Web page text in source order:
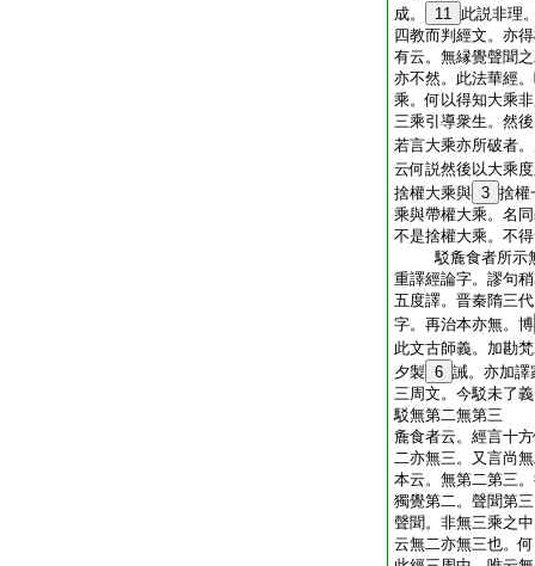
成。
11 此説非理
四教而判經文。亦
有云。無縁覺聲聞
亦不然。此法華經
乘。何以得知大乘
三乘引導衆生。然
若言大乘亦所破者
云何説然後以大乘
捨權大乘與 3 捨權
乘與帶權大乘。名
不是捨權大乘。不
駁麁食者所示無
重譯經論字。謬句
五度譯。晋秦隋三
字。再治本亦無。博
此文古師義。加勘
夕製 6 誡。亦加譯
三周文。今駁未了
駁無第二無第三
麁食者云。經言十
二亦無三。又言尚
本云。無第二第三
獨覺第二。聲聞第
聲聞。非無三乘之
云無二亦無三也。